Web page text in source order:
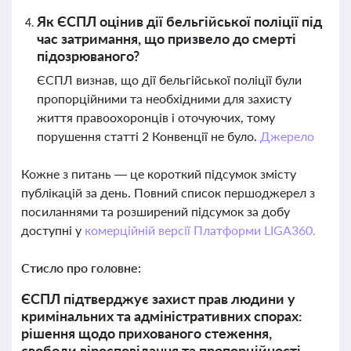
Як ЄСПЛ оцінив дії бельгійської поліції під
час затримання, що призвело до смерті
підозрюваного?
ЄСПЛ визнав, що дії бельгійської поліції були
пропорційними та необхідними для захисту
життя правоохоронців і оточуючих, тому
порушення статті 2 Конвенції не було. Джерело
Кожне з питань — це короткий підсумок змісту
публікацій за день. Повний список першоджерел з
посиланнями та розширений підсумок за добу
доступні у комерційній версії Платформи LIGA360.
Стисло про головне:
ЄСПЛ підтверджує захист прав людини у
кримінальних та адміністративних спорах:
рішення щодо прихованого стеження,